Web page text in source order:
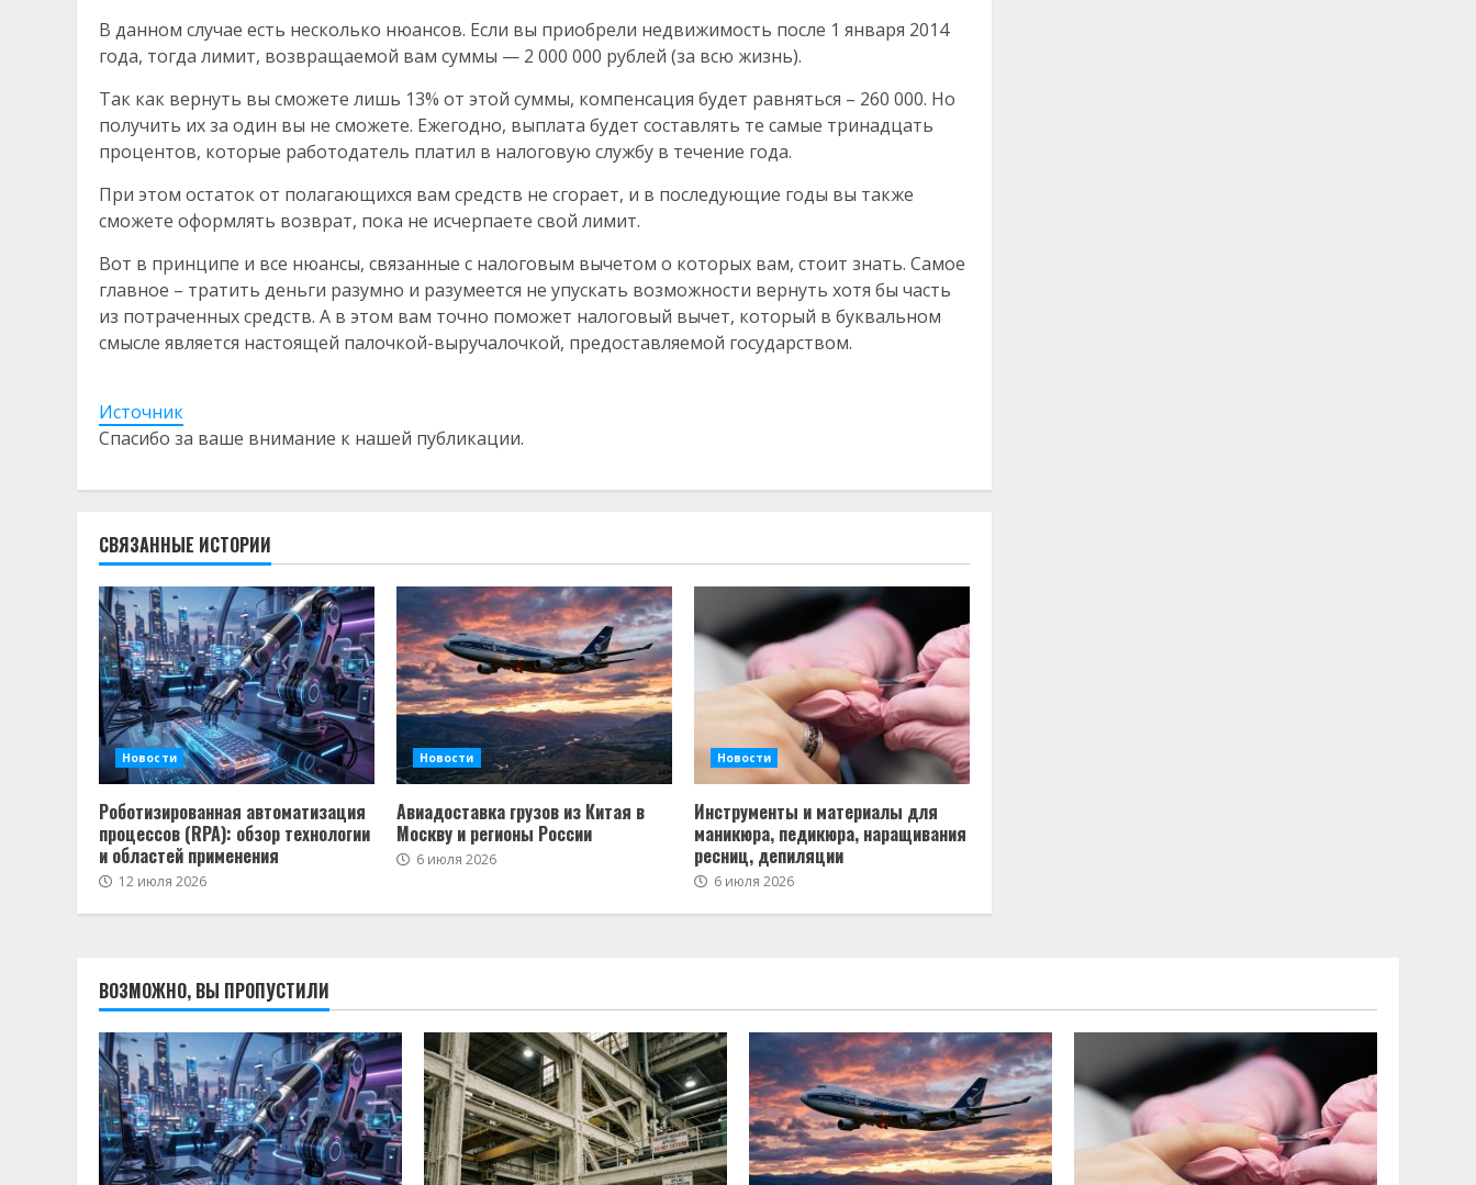
В данном случае есть несколько нюансов. Если вы приобрели недвижимость после 1 января 2014
года, тогда лимит, возвращаемой вам суммы — 2 000 000 рублей (за всю жизнь).
Так как вернуть вы сможете лишь 13% от этой суммы, компенсация будет равняться – 260 000. Но
получить их за один вы не сможете. Ежегодно, выплата будет составлять те самые тринадцать
процентов, которые работодатель платил в налоговую службу в течение года.
При этом остаток от полагающихся вам средств не сгорает, и в последующие годы вы также
сможете оформлять возврат, пока не исчерпаете свой лимит.
Вот в принципе и все нюансы, связанные с налоговым вычетом о которых вам, стоит знать. Самое
главное – тратить деньги разумно и разумеется не упускать возможности вернуть хотя бы часть
из потраченных средств. А в этом вам точно поможет налоговый вычет, который в буквальном
смысле является настоящей палочкой-выручалочкой, предоставляемой государством.
Источник
Спасибо за ваше внимание к нашей публикации.
СВЯЗАННЫЕ ИСТОРИИ
Новости
Роботизированная автоматизация
процессов (RPA): обзор технологии
и областей применения
12 июля 2026
Новости
Авиадоставка грузов из Китая в
Москву и регионы России
6 июля 2026
Новости
Инструменты и материалы для
маникюра, педикюра, наращивания
ресниц, депиляции
6 июля 2026
ВОЗМОЖНО, ВЫ ПРОПУСТИЛИ